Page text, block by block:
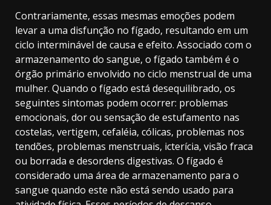
Contrariamente, essas mesmas emoções podem
levar a uma disfunção no fígado, resultando em um
ciclo interminável de causa e efeito. Associado com o
armazenamento do sangue, o fígado também é o
órgão primário envolvido no ciclo menstrual de uma
mulher. Quando o fígado está desequilibrado, os
seguintes sintomas podem ocorrer: problemas
emocionais, dor ou sensação de estufamento nas
costelas, vertigem, cefaléia, cólicas, problemas nos
tendões, problemas menstruais, icterícia, visão fraca
ou borrada e desordens digestivas. O fígado é
considerado uma área de armazenamento para o
sangue quando este não está sendo usado para